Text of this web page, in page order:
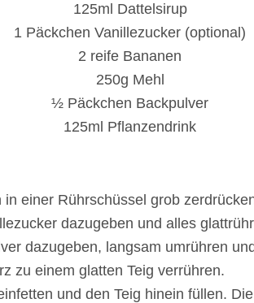
125ml Dattelsirup
1 Päckchen Vanillezucker (optional)
2 reife Bananen
250g Mehl
½ Päckchen Backpulver
125ml Pflanzendrink
in einer Rührschüssel grob
dazugeben und alles
dazugeben, langsam umrühren
zu einem glatten Teig verrühren.
und den Teig hinein füllen.